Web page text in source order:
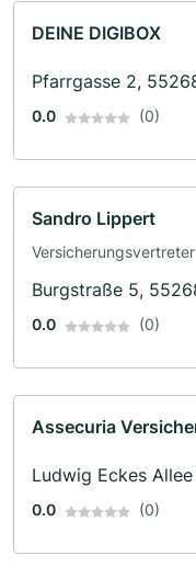
DEINE DIGIBOX
Pfarrgasse 2,
0.0 (0)
Sandro Lippert
Versicherungsvertreter
Burgstraße 5,
0.0 (0)
Assecuria
Ludwig Eckes
0.0 (0)